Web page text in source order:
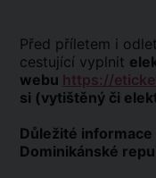
Před příletem i
cestující vyplnit
webu https://
si (vytištěný či
Důležité
Dominikánské